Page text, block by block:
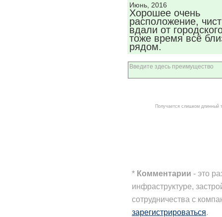
Июнь, 2016
Хорошее очень
расположение,
вдали от
тоже время всё
рядом.
Получается слишком длинный
* Комментарии - это
инфраструктуре,
сотрудничества с
зарегистрироваться